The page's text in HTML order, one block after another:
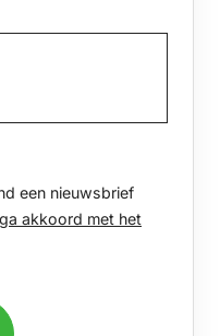
een nieuwsbrief
akkoord met het